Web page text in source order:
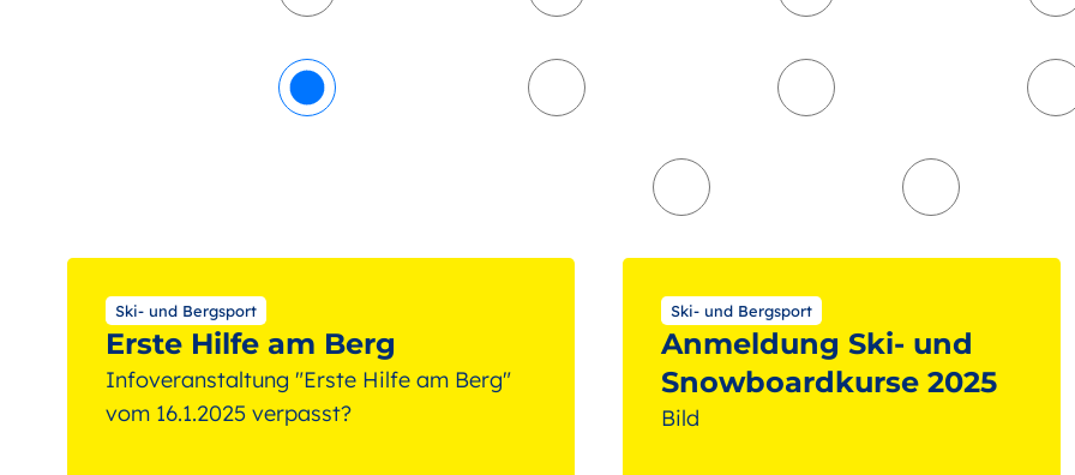
Ski- und Bergsport
Erste Hilfe am Berg
Infoveranstaltung "Erste Hilfe am Berg"
vom 16.1.2025 verpasst?
Ski- und Bergsport
Anmeldung Ski- und
Snowboardkurse 2025
Bild